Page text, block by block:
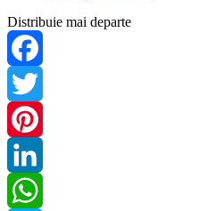
Distribuie mai departe
Facebook
Twitter
Pinterest
LinkedIn